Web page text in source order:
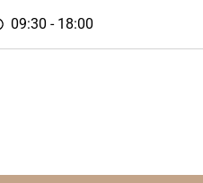
09:30 - 18:00